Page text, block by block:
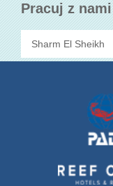
Pracuj z nami